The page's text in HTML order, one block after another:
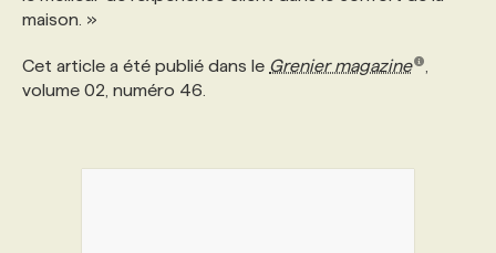
maison. »
Cet article a été publié dans le Grenier magazine
volume 02, numéro 46.